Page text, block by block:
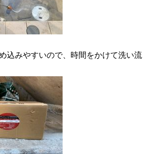
込みやすいので、時間をかけて洗い流